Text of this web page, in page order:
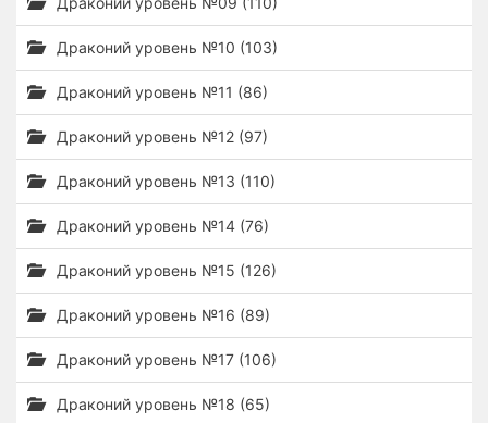
Драконий уровень №10 (103)
Драконий уровень №11 (86)
Драконий уровень №12 (97)
Драконий уровень №13 (110)
Драконий уровень №14 (76)
Драконий уровень №15 (126)
Драконий уровень №16 (89)
Драконий уровень №17 (106)
Драконий уровень №18 (65)